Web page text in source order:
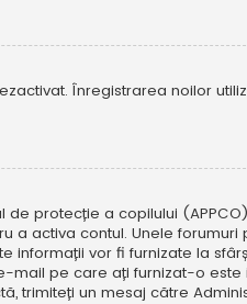
Înregistrarea noilor
protecție a copilului
a activa contul. Unele forumuri
informații vor fi furnizate la
mail pe care ați furnizat-o este
trimiteți un mesaj către